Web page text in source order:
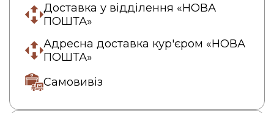
Доставка у відділення «НОВА
ПОШТА»
Адресна доставка кур'єром «НОВА
ПОШТА»
Самовивіз